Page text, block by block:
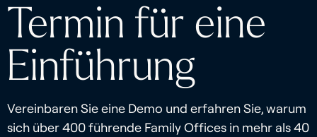
Termin für eine
Einführung
Vereinbaren Sie eine Demo und erfahren Sie, warum
sich über 400 führende Family Offices in mehr als 40